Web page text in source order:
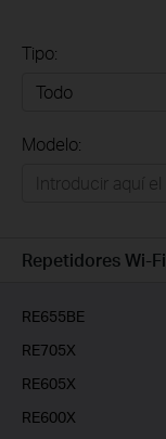
Tipo:
Empresas
Modelo:
Repetidores Wi-Fi
RE655BE
RE705X
RE605X
RE600X